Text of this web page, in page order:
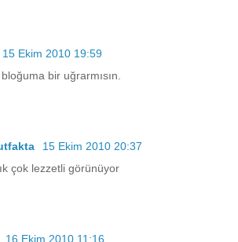
15 Ekim 2010 19:59
bir uğrarmısın.
15 Ekim 2010 20:37
çok lezzetli görünüyor
16 Ekim 2010 11:16